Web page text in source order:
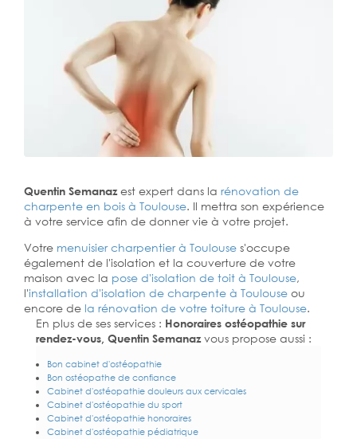
Quentin Semanazest expert dans la rénovation de
charpente en bois à Toulouse. Il mettra son expérience
à votre service afin de donner vie à votre projet.
Votre menuisier charpentier à Toulouse s'occupe
également de l'isolation et la couverture de votre
maison avec la pose d'isolation de toit à Toulouse,
l'installation d'isolation de charpente à Toulouse ou
encore de la rénovation de votre toiture à Toulouse.
En plus de ses services : Honoraires ostéopathie sur
rendez-vous, Quentin Semanazvous propose aussi :
Bon cabinet d'ostéopathie
Bon ostéopathe de confiance
Cabinet d'ostéopathie douleurs aux cervicales
Cabinet d'ostéopathie du sport
Cabinet d'ostéopathie honoraires
Cabinet d'ostéopathie pédiatrique